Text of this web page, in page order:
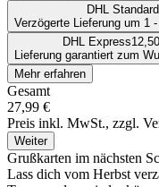
DHL Standard
Verzögerte Lieferung um 1
DHL Express
Lieferung garantiert zum
Mehr erfahren
Gesamt
27,99 €
Preis inkl. MwSt., zzgl.
Weiter
Grußkarten im nächsten
Lass dich vom Herbst